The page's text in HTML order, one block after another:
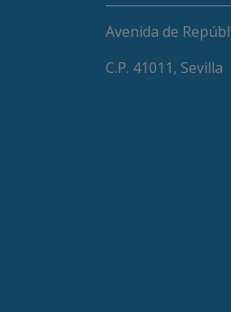
Avenida de
C.P. 41011, Sevilla